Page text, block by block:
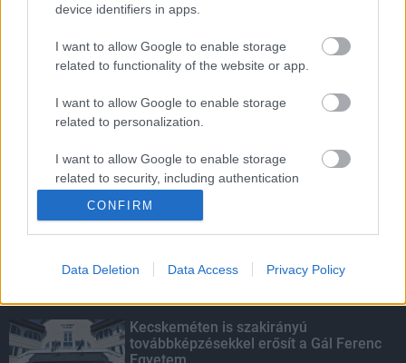
device identifiers in apps.
I want to allow Google to enable storage
related to functionality of the website or app.
I want to allow Google to enable storage
related to personalization.
I want to allow Google to enable storage
related to security, including authentication
CONFIRM
Data Deletion Data Access Privacy Policy
Életmentés másképp
KIEMELT
Megérkezett az eső a Duna
Kecskeméten is szakirányú
továbbképzésekkel erősít a Gál Ferenc